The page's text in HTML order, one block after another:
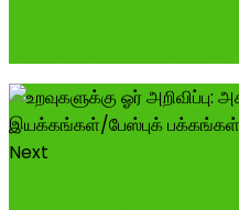
Next